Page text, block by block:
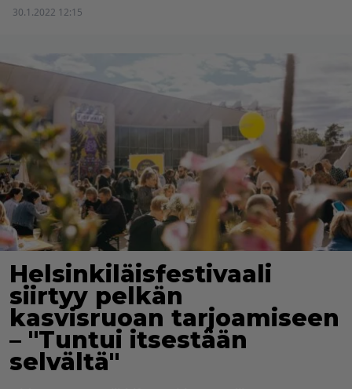
30.1.2022 12:15
Helsinkiläisfestivaali
siirtyy pelkän
kasvisruoan tarjoamiseen
– "Tuntui itsestään
selvältä"